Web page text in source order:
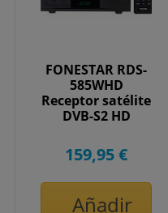
FONESTAR RDS-
585WHD
Receptor satélite
DVB-S2 HD
159,95 €
Añadir